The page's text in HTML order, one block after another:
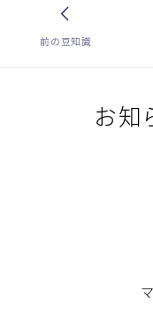
前の豆知識
お知